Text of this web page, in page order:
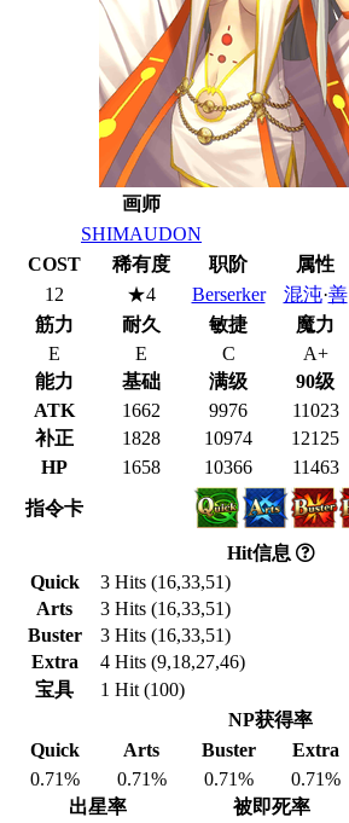
画师
SHIMAUDON
COST
稀有度 职阶 属性
12
★4 Berserker 混沌·善
筋力
耐久 敏捷 魔力
E
E C A+
能力
基础 满级 90级
ATK
1662 9976 11023
补正
1828 10974 12125
HP
1658 10366 11463
指令卡
Hit信息
Quick
3 Hits (16,33,51)
Arts
3 Hits (16,33,51)
Buster
3 Hits (16,33,51)
Extra
4 Hits (9,18,27,46)
宝具
1 Hit (100)
NP获得率
Quick
Arts Buster Extra
0.71%
0.71% 0.71% 0.71%
出星率
被即死率